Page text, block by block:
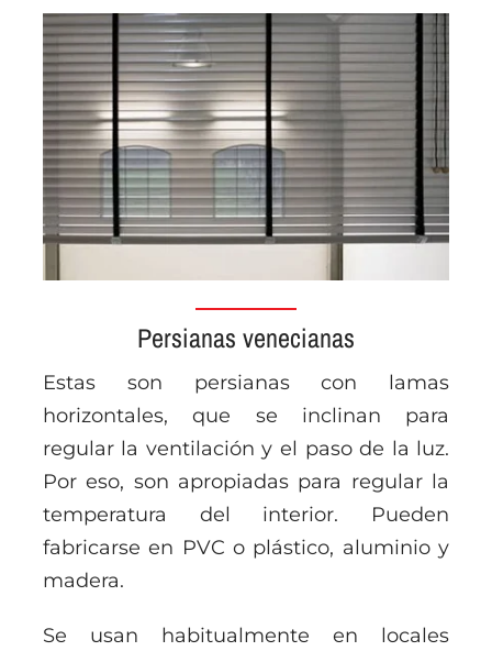
Persianas venecianas
Estas son persianas con lamas
horizontales, que se inclinan para
regular la ventilación y el paso de la luz.
Por eso, son apropiadas para regular la
temperatura del interior. Pueden
fabricarse en PVC o plástico, aluminio y
madera.
Se usan habitualmente en locales